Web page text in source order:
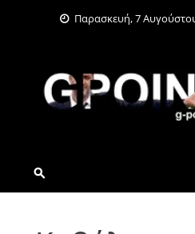
Παρασκευή, 7
G-